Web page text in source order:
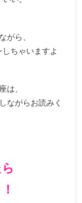
がら、
ちゃいますよ
は、
ながらお読みく